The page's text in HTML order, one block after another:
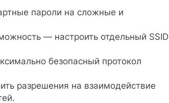
пароли на сложные и
— настроить отдельный SSID
безопасный протокол
разрешения на взаимодействие